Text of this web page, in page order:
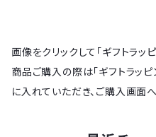
画像をクリックして「ギフトラッ
商品ご購入の際は「ギフトラッ
に入れていただき、ご購入画面